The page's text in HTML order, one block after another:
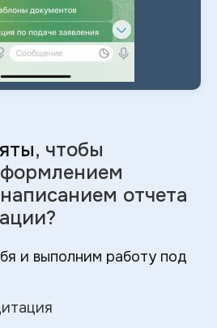
, чтобы
написанием отчета
и выполним работу под